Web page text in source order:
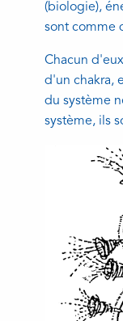
(biologie),
sont comme
Chacun
d'un chakra,
du système
système, ils